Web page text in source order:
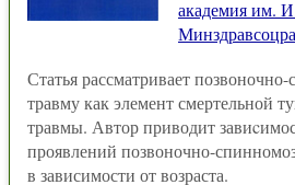
академия им.
Статья рассматривает
травму как элемент смертельной
травмы. Автор приводит
проявлений позвоночно-
в зависимости от возраста.